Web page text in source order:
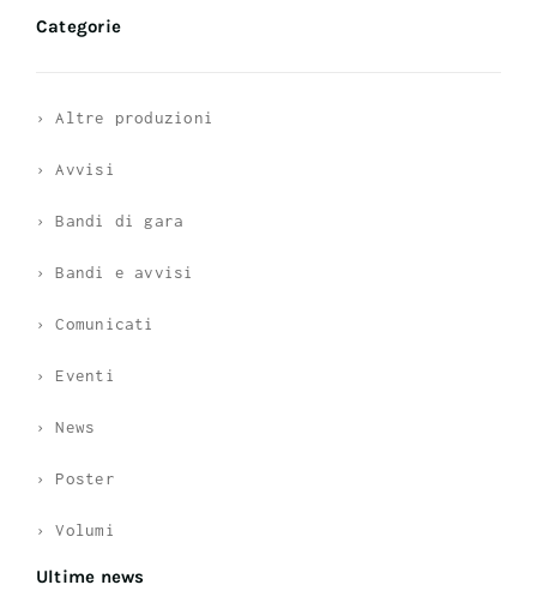
Categorie
› Altre produzioni
› Avvisi
› Bandi di gara
› Bandi e avvisi
› Comunicati
› Eventi
› News
› Poster
› Volumi
Ultime news